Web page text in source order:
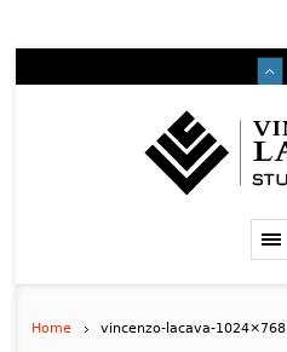
Home vincenzo-lacava-1024×768